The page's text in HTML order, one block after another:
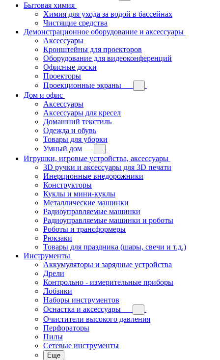
Бытовая химия
Химия для ухода за водой в бассейнах
Чистящие средства
Демонстрационное оборудование и аксессуары
Аксессуары
Кронштейны для проекторов
Оборудование для видеоконференций
Офисные доски
Проекторы
Проекционные экраны
Дом и офис
Аксессуары
Аксессуары для кресел
Домашний текстиль
Одежда и обувь
Товары для уборки
Умный дом
Игрушки, игровые устройства, аксессуары
3D ручки и аксессуары для 3D печати
Инерционные внедорожники
Конструкторы
Куклы и мини-куклы
Металлические машинки
Радиоуправляемые машинки
Радиоуправляемые машинки и роботы
Роботы и трансформеры
Рюкзаки
Товары для праздника (шары, свечи и т.д.)
Инструменты
Аккумуляторы и зарядные устройства
Дрели
Контрольно - измерительные приборы
Лобзики
Наборы инструментов
Оснастка и аксессуары
Очистители высокого давления
Перфораторы
Пилы
Сетевые инструменты
Еще